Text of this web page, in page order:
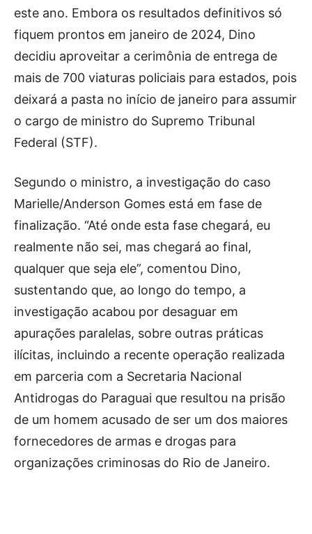
este ano. Embora os resultados definitivos só
fiquem prontos em janeiro de 2024, Dino
decidiu aproveitar a cerimônia de entrega de
mais de 700 viaturas policiais para estados, pois
deixará a pasta no início de janeiro para assumir
o cargo de ministro do Supremo Tribunal
Federal (STF).
Segundo o ministro, a investigação do caso
Marielle/Anderson Gomes está em fase de
finalização. “Até onde esta fase chegará, eu
realmente não sei, mas chegará ao final,
qualquer que seja ele”, comentou Dino,
sustentando que, ao longo do tempo, a
investigação acabou por desaguar em
apurações paralelas, sobre outras práticas
ilícitas, incluindo a recente operação realizada
em parceria com a Secretaria Nacional
Antidrogas do Paraguai que resultou na prisão
de um homem acusado de ser um dos maiores
fornecedores de armas e drogas para
organizações criminosas do Rio de Janeiro.